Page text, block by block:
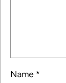
Name *